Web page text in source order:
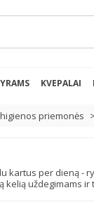
KVEPALAI
priemonės
per dieną -
uždegimams ir